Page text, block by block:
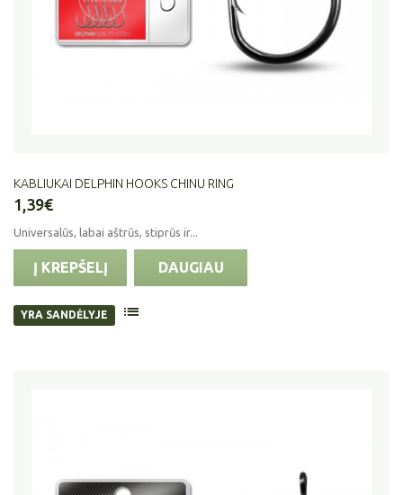
KABLIUKAI DELPHIN HOOKS CHINU RING
1,39€
Universalūs, labai aštrūs, stiprūs ir...
Į KREPŠELĮ DAUGIAU
YRA SANDĖLYJE